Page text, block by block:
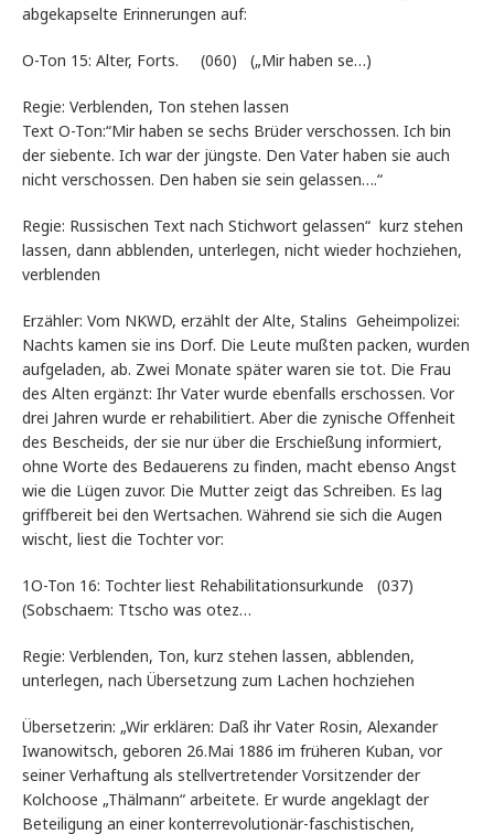
abgekapselte Erinnerungen auf:
O-Ton 15: Alter, Forts. (060) („Mir haben se…)
Regie: Verblenden, Ton stehen lassen
Text O-Ton:“Mir haben se sechs Brüder verschossen. Ich bin
der siebente. Ich war der jüngste. Den Vater haben sie auch
nicht verschossen. Den haben sie sein gelassen….“
Regie: Russischen Text nach Stichwort gelassen“ kurz stehen
lassen, dann abblenden, unterlegen, nicht wieder hochziehen,
verblenden
Erzähler: Vom NKWD, erzählt der Alte, Stalins Geheimpolizei:
Nachts kamen sie ins Dorf. Die Leute mußten packen, wurden
aufgeladen, ab. Zwei Monate später waren sie tot. Die Frau
des Alten ergänzt: Ihr Vater wurde ebenfalls erschossen. Vor
drei Jahren wurde er rehabilitiert. Aber die zynische Offenheit
des Bescheids, der sie nur über die Erschießung informiert,
ohne Worte des Bedauerens zu finden, macht ebenso Angst
wie die Lügen zuvor. Die Mutter zeigt das Schreiben. Es lag
griffbereit bei den Wertsachen. Während sie sich die Augen
wischt, liest die Tochter vor:
1O-Ton 16: Tochter liest Rehabilitationsurkunde (037)
(Sobschaem: Ttscho was otez…
Regie: Verblenden, Ton, kurz stehen lassen, abblenden,
unterlegen, nach Übersetzung zum Lachen hochziehen
Übersetzerin: „Wir erklären: Daß ihr Vater Rosin, Alexander
Iwanowitsch, geboren 26.Mai 1886 im früheren Kuban, vor
seiner Verhaftung als stellvertretender Vorsitzender der
Kolchoose „Thälmann“ arbeitete. Er wurde angeklagt der
Beteiligung an einer konterrevolutionär-faschistischen,